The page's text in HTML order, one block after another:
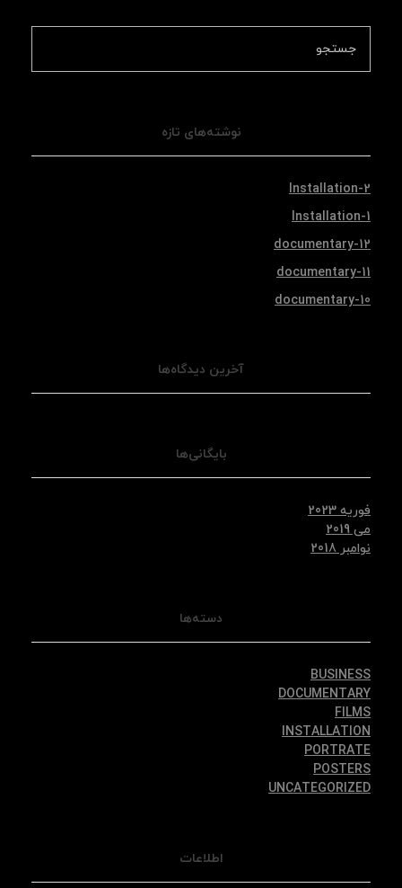
نوشته‌های تازه
Installation-2
Installation-1
documentary-12
documentary-11
documentary-10
آخرین دیدگاه‌ها
بایگانی‌ها
فوریه 2023
می 2019
نوامبر 2018
دسته‌ها
BUSINESS
DOCUMENTARY
FILMS
INSTALLATION
PORTRATE
POSTERS
UNCATEGORIZED
اطلاعات